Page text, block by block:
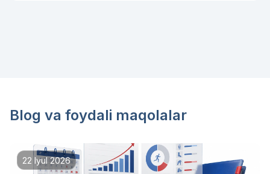
Blog va foydali maqolalar
22 Iyul 2026